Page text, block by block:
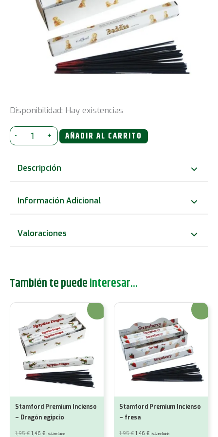
Disponibilidad: Hay existencias
-
Buda
Varitas
Stamford
+ AÑADIR AL CARRITO
Descripción
Información Adicional
Valoraciones
También te puedeinteresar...
¡Oferta!
Stamford Premium Incienso
– Dragón egipcio
1,95€ El
1,46 €ElIVA incluido
¡Oferta!
Stamford Premium Incienso
– fresa
1,95€ El
1,46 €ElIVA incluido